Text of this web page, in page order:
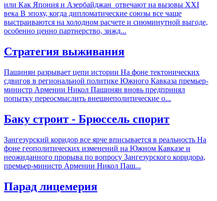
или Как Япония и Азербайджан отвечают на вызовы XXI
века В эпоху, когда дипломатические союзы все чаще
выстраиваются на холодном расчете и сиюминутной выгоде,
особенно ценно партнерство, зижд...
Стратегия выживания
Пашинян разрывает цепи истории На фоне тектонических
сдвигов в региональной политике Южного Кавказа премьер-
министр Армении Никол Пашинян вновь предпринял
попытку переосмыслить внешнеполитические о...
Баку строит - Брюссель спорит
Зангезурский коридор все ярче вписывается в реальность На
фоне геополитических изменений на Южном Кавказе и
неожиданного прорыва по вопросу Зангезурского коридора,
премьер-министр Армении Никол Паш...
Парад лицемерия